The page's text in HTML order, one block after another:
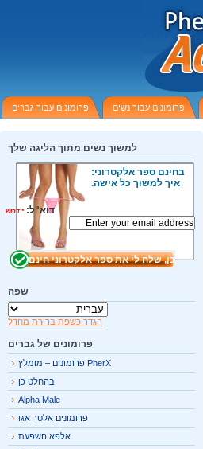
פרומונים עבור גברים פרומונים עבור נשים
למשוך נשים מתוך הליגה שלך
בחינם ספר אלקטרוני:
איך למשוך כל אישה.
דוא"ל:*דרוש
שפה
הגדר כשפת ברירת מחדל
פרומונים של גברים
PherX פרומונים – מומלץ
בהחלט כן
Alpha Male
פרומונים אלטר אגו
אלפא השפעת